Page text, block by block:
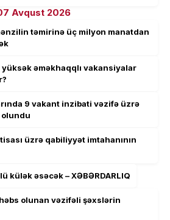
Avqust 2026
təmirinə üç milyon manatdan
əməkhaqqlı vakansiyalar
9 vakant inzibati vəzifə üzrə
olundu
üzrə qabiliyyət imtahanının
külək əsəcək – XƏBƏRDARLIQ
həbs olunan vəzifəli şəxslərin